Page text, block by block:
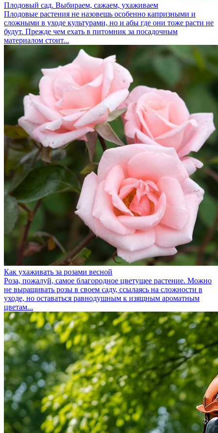
Плодовый сад. Выбираем, сажаем, ухаживаем
Плодовые растения не назовешь особенно капризными и
сложными в уходе культурами, но и абы где они тоже расти не
будут. Прежде чем ехать в питомник за посадочным
материалом стоит...
Как ухаживать за розами весной
Роза, пожалуй, самое благородное цветущее растение. Можно
не выращивать розы в своем саду, ссылаясь на сложности в
уходе, но оставаться равнодушным к изящным ароматным
цветам...